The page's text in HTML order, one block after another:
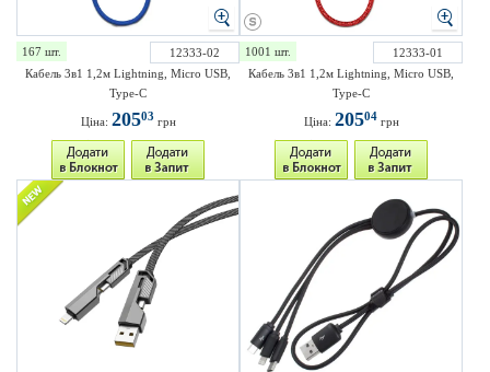
167 шт.
12333-02
Кабель 3в1 1,2м Lightning, Micro USB,
Type-C
Ціна: 20503 грн
1001 шт.
12333-01
Кабель 3в1 1,2м Lightning, Micro USB,
Type-C
Ціна: 20504грн